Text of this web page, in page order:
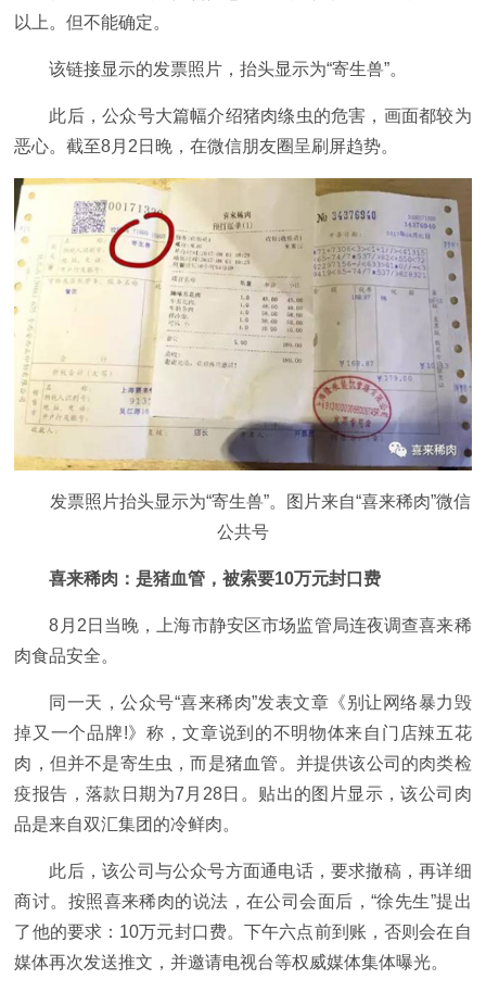
以上。但不能确定。
该链接显示的发票照片，抬头显示为“寄生兽”。
此后，公众号大篇幅介绍猪肉绦虫的危害，画面都较为
恶心。截至8月2日晚，在微信朋友圈呈刷屏趋势。
发票照片抬头显示为“寄生兽”。图片来自“喜来稀肉”微信
公共号
喜来稀肉：是猪血管，被索要10万元封口费
8月2日当晚，上海市静安区市场监管局连夜调查喜来稀
肉食品安全。
同一天，公众号“喜来稀肉”发表文章《别让网络暴力毁
掉又一个品牌!》称，文章说到的不明物体来自门店辣五花
肉，但并不是寄生虫，而是猪血管。并提供该公司的肉类检
疫报告，落款日期为7月28日。贴出的图片显示，该公司肉
品是来自双汇集团的冷鲜肉。
此后，该公司与公众号方面通电话，要求撤稿，再详细
商讨。按照喜来稀肉的说法，在公司会面后，“徐先生”提出
了他的要求：10万元封口费。下午六点前到账，否则会在自
媒体再次发送推文，并邀请电视台等权威媒体集体曝光。